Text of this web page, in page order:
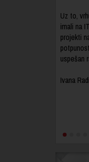
Uz to,
imali na
projekti
uspešan
Ivana